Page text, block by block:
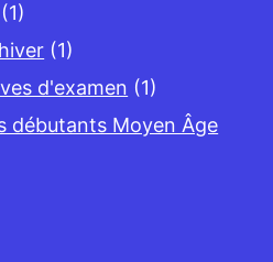
(1)
(1)
d'examen (1)
débutants Moyen Âge